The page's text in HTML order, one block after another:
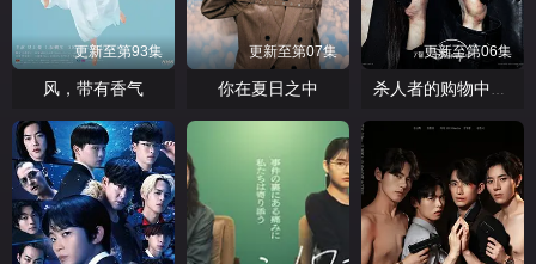
更新至第93集
风，带有香气
更新至第07集
你在夏日之中
更新至第06集
杀人者的购物中心2